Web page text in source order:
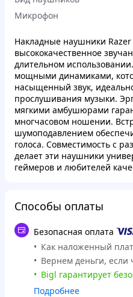
Микрофон
Накладные наушники
высококачественное
длительном
мощными динамиками,
насыщенный звук,
прослушивания музыки.
мягкими амбушюрами
многчасовом ношении.
шумоподавлением
голоса. Совместимость с
делает эти наушники
геймеров и любителей
Способы оплаты
Безопасная оплата
Как наложенный
Вернем деньги, если
Bigl гарантирует
Подробнее